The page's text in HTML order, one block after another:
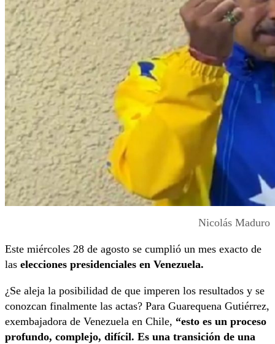
Nicolás Maduro
Este miércoles 28 de agosto se cumplió un mes exacto de
las elecciones presidenciales en Venezuela.
¿Se aleja la posibilidad de que imperen los resultados y se
conozcan finalmente las actas? Para Guarequena Gutiérrez,
exembajadora de Venezuela en Chile, “esto es un proceso
profundo, complejo, difícil. Es una transición de una